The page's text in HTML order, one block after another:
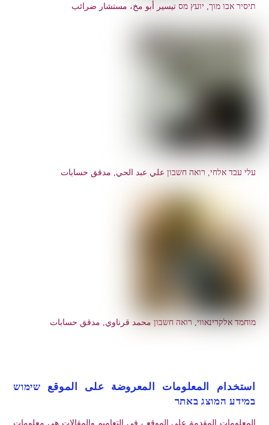
תיסיר אבו מוך, יועץ מס تيسير أبو مخ، مستشار ضرائب
עלי עבד אלחי, רואה חשבון علي عبد الحي, مدقق حسابات
מוחמד אלקרינאווי, רואה חשבון محمد قرناوي, مدقق حسابات
استخدام المعلومات المعروضة على الموقع שימוש
במידע המוצג באתר
المعلومات المقدمة على الموقع ، في التعاميم والمقالات هي معلومات